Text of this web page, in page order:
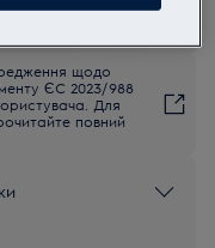
щодо
ЄС 2023/988
Для
повний